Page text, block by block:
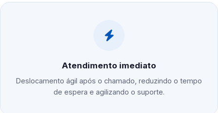
Atendimento imediato
Deslocamento ágil após o chamado, reduzindo o tempo
de espera e agilizando o suporte.